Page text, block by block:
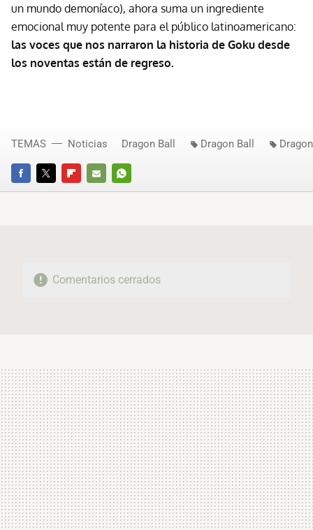
un mundo demoníaco), ahora suma un ingrediente
emocional muy potente para el público latinoamericano:
las voces que nos narraron la historia de Goku desde
los noventas están de regreso.
FACEBOOKTWITTERFLIPBOARD
E-
WHATSAPP
TEMAS Noticias Dragon Ball Dragon Ball
Comentarios cerrados